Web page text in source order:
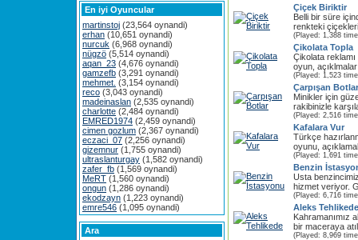
En iyi Oyuncular
martinstoj (23,564 oynandi)
erhan (10,651 oynandi)
nurcuk (6,968 oynandi)
nügzö (5,514 oynandi)
aqan_23 (4,676 oynandi)
gamzefb (3,291 oynandi)
mehmet. (3,154 oynandi)
reco (3,043 oynandi)
madeinaslan (2,535 oynandi)
charlotte (2,484 oynandi)
EMRED1974 (2,459 oynandi)
cimen gozlum (2,367 oynandi)
eczaci_07 (2,256 oynandi)
gizemnur (1,755 oynandi)
ultraslanturgay (1,582 oynandi)
zafer_fb (1,569 oynandi)
MeRT (1,560 oynandi)
ongun (1,286 oynandi)
ekodzayn (1,223 oynandi)
emre546 (1,095 oynandi)
Ara
Çiçek Biriktir
Belli bir süre
renkteki
(Played: 1,388
Çikolata Topla
Çikolata
oyun,
(Played: 1,523
Çarpışan Botlar
Minikler için
rakibinizle
(Played: 2,516
Kafalara Vur
Türkçe
oyunu,
(Played: 1,691
Benzin
Usta
hizmet veriyor.
(Played: 6,716
Aleks Tehlikede
Kahramanımız
bir maceraya
(Played: 8,969